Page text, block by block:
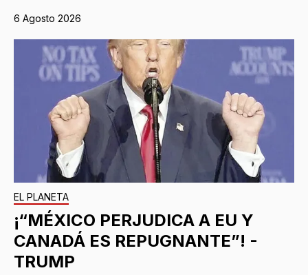
6 Agosto 2026
EL PLANETA
¡“MÉXICO PERJUDICA A EU Y
CANADÁ ES REPUGNANTE”! -
TRUMP